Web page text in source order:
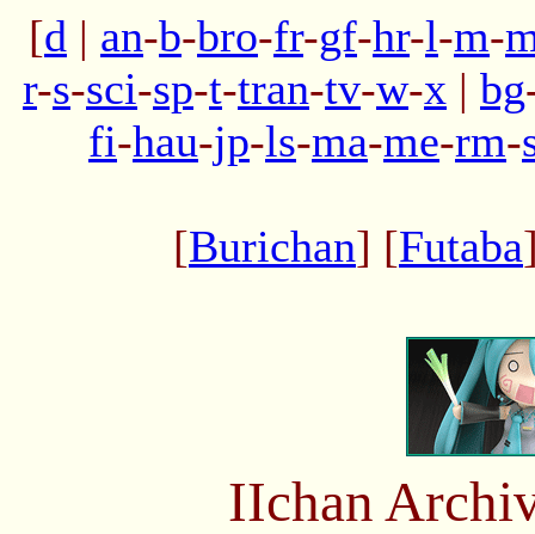
[d | an-b-bro-fr-gf-hr-l-m-
r-s-sci-sp-t-tran-tv-w-x | bg
fi-hau-jp-ls-ma-me-rm-
[Burichan] [Futaba
IIchan